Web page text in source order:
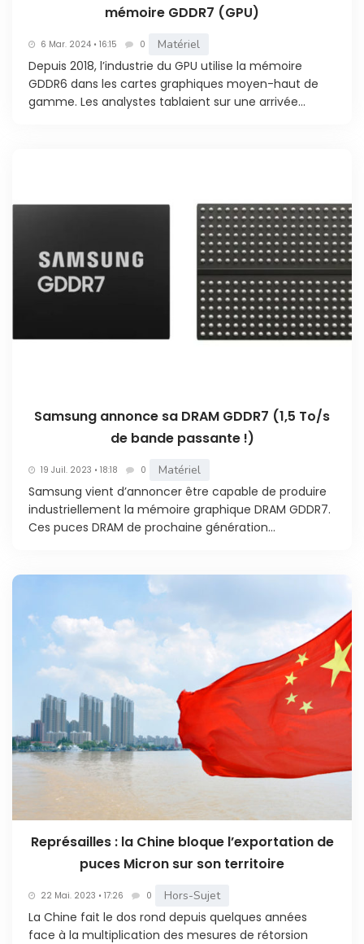
mémoire GDDR7 (GPU)
6 Mar. 2024 • 16:15 0 Matériel
Depuis 2018, l’industrie du GPU utilise la mémoire
GDDR6 dans les cartes graphiques moyen-haut de
gamme. Les analystes tablaient sur une arrivée...
Samsung annonce sa DRAM GDDR7 (1,5 To/s
de bande passante !)
19 Juil. 2023 • 18:18 0 Matériel
Samsung vient d’annoncer être capable de produire
industriellement la mémoire graphique DRAM GDDR7.
Ces puces DRAM de prochaine génération...
Représailles : la Chine bloque l’exportation de
puces Micron sur son territoire
22 Mai. 2023 • 17:26 0 Hors-Sujet
La Chine fait le dos rond depuis quelques années
face à la multiplication des mesures de rétorsion